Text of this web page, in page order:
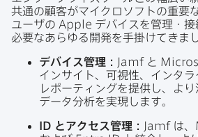
共通の​顧客が​マイクロソフトの​重要
ユーザの Apple デバイスを​管理・
必要な​あらゆる​開発を​手掛けてきまし
デバイス管理： Jamf と
インサイト、​可視性、​インタラ
レポーティングを​提供し、​よ
データ分析を​実現します。
ID と​アクセス管理： Jamf は、